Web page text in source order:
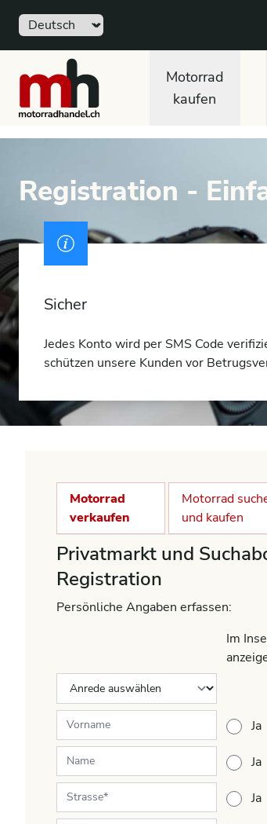
Sprache
motorradhandel.ch
Motorrad
kaufen
Registration -
Ausweis
Sicher
Jedes Konto wird per SMS Code
schützen unsere Kunden vor
Motorrad
verkaufen
Motorrad
und kaufen
Privatmarkt und
Registration
Persönliche Angaben erfassen:
Im
Ja
Ja
Ja